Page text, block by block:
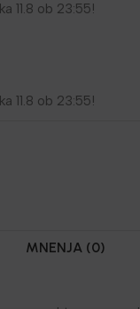
11.8 ob 23:55!
11.8 ob 23:55!
MNENJA (0)